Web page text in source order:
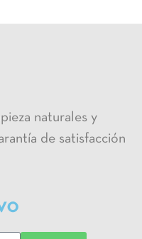
naturales y
de satisfacción